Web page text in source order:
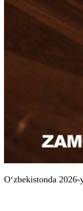
O‘zbekistonda